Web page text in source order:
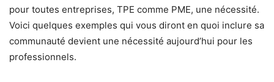
pour toutes entreprises, TPE comme PME, une nécessité.
Voici quelques exemples qui vous diront en quoi inclure sa
communauté devient une nécessité aujourd’hui pour les
professionnels.